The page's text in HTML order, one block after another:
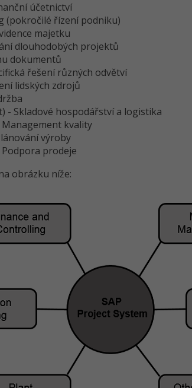
účetnictví
(pokročilé řízení podniku)
majetku
dlouhodobých projektů
dokumentů
řešení různých odvětví
lidských zdrojů
- Skladové hospodářství a logistika
kvality
výroby
prodeje
obrázku níže: